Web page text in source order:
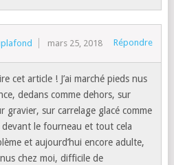
mars 25, 2018 Répondre
cet article ! J’ai marché pieds nus
dedans comme dehors, sur
gravier, sur carrelage glacé comme
le fourneau et tout cela
et aujourd’hui encore adulte,
chez moi, difficile de